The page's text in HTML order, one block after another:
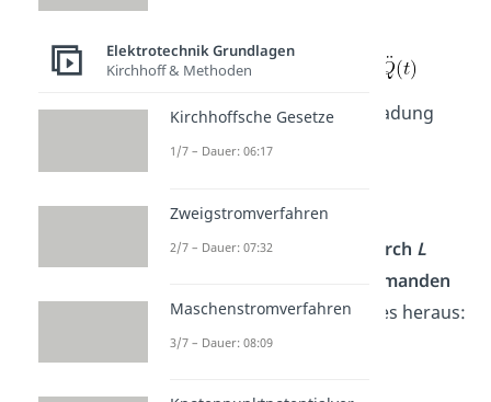
Mit den Ableitungen der Ladung
ergibt sich der
Wenn du die Gleichung durch L
beiden Summanden
tauschst, kommt Folgendes heraus:
Elektrotechnik Grundlagen
Kirchhoff & Methoden
Kirchhoffsche Gesetze
1/7 – Dauer: 06:17
Zweigstromverfahren
2/7 – Dauer: 07:32
Maschenstromverfahren
3/7 – Dauer: 08:09